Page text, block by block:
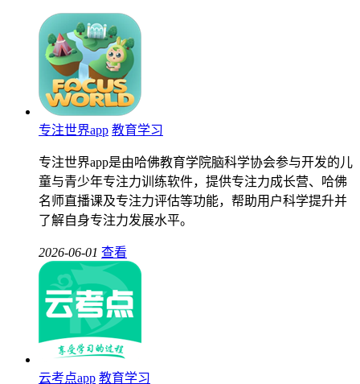
专注世界app 教育学习
专注世界app是由哈佛教育学院脑科学协会参与开发的儿
童与青少年专注力训练软件，提供专注力成长营、哈佛
名师直播课及专注力评估等功能，帮助用户科学提升并
了解自身专注力发展水平。
2026-06-01 查看
云考点app 教育学习